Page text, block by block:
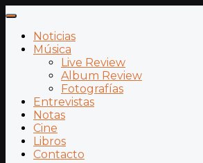
Noticias
Música
Live Review
Album Review
Fotografías
Entrevistas
Notas
Cine
Libros
Contacto